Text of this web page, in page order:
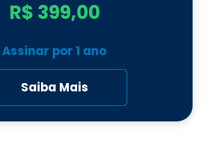
R$ 399,00
Assinar por 1 ano
Saiba Mais